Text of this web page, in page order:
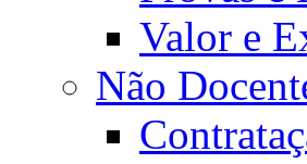
Valor e
Não